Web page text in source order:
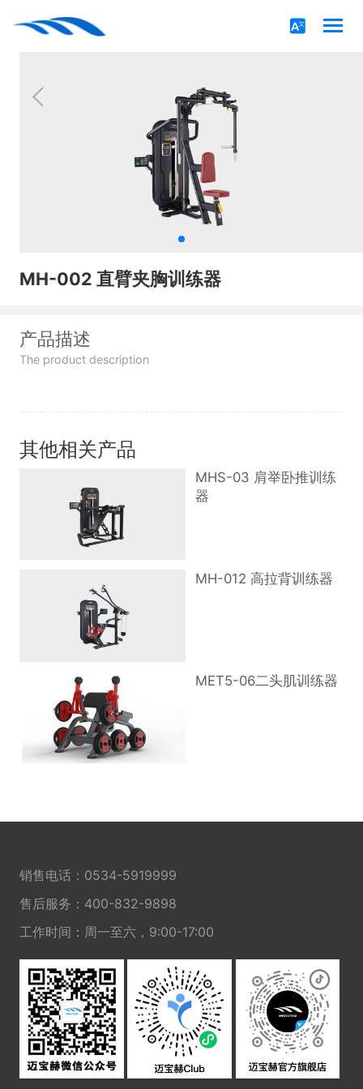
MH-002 直臂夹胸训练器
产品描述
The product description
其他相关产品
MHS-03 肩举卧推训练
器
MH-012 高拉背训练器
MET5-06二头肌训练器
销售电话： 0534-5919999
售后服务： 400-832-9898
工作时间：周一至六，9:00-17:00